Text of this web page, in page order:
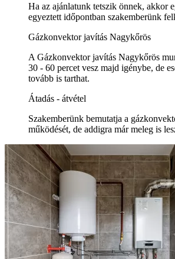
Ha az ajánlatunk tetszik önnek, akkor
egyeztett időpontban szakemberünk
Gázkonvektor javítás Nagykőrös
A Gázkonvektor javítás Nagykőrös
30 - 60 percet vesz majd igénybe, de
tovább is tarthat.
Átadás - átvétel
Szakemberünk bemutatja a
működését, de addigra már meleg is